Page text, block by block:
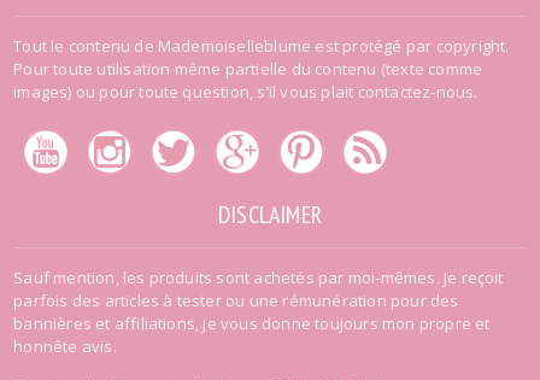
Tout le contenu de Mademoiselleblume est protégé par copyright.
Pour toute utilisation même partielle du contenu (texte comme
images) ou pour toute question, s’il vous plait contactez-nous.
DISCLAIMER
Sauf mention, les produits sont achetés par moi-mêmes. Je reçoit
parfois des articles à tester ou une rémunération pour des
bannières et affiliations, je vous donne toujours mon propre et
honnête avis.